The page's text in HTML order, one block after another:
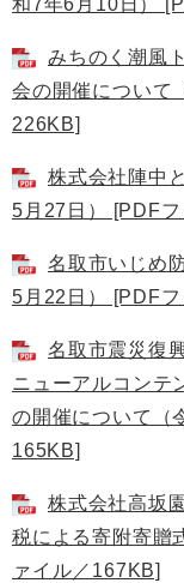
和7年6月10日）
みちのく潮風
会の開催について
226KB]
株式会社陣中
5月27日） [PDF
名取市いじめ
5月22日） [PDF
名取市震災復
ニューアルコンテ
の開催について（
165KB]
株式会社高坂
税による寄附寄贈
ァイル／167KB]